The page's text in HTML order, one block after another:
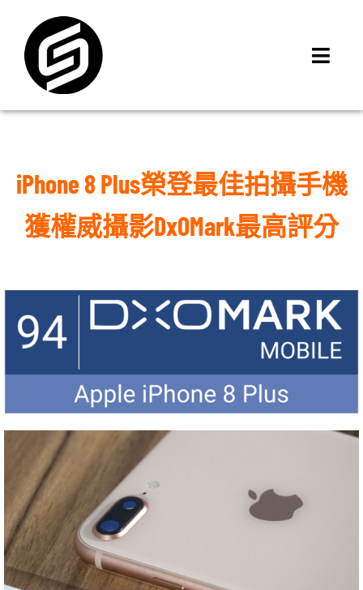
content
iPhone 回收價
線上商城
最新資訊
聯絡我們
iPhone 8 Plus榮登最佳拍攝手機
獲權威攝影DxOMark最高評分